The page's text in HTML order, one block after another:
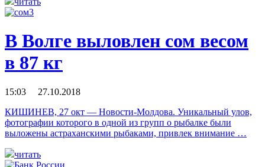
В Волге выловлен сом весом
в 87 кг
15:03 27.10.2018
КИШИНЕВ, 27 окт — Новости-Молдова. Уникальный улов,
фотографии которого в одной из групп о рыбалке были
выложены астраханскими рыбаками, привлек внимание …
читать